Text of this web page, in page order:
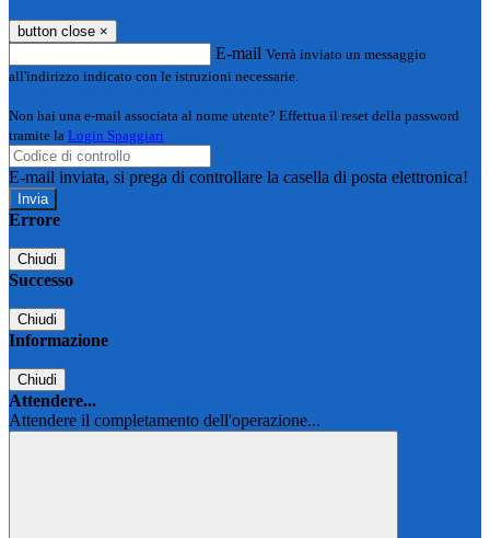
button close ×
E-mail Verrà inviato un messaggio
all'indirizzo indicato con le istruzioni necessarie.
Non hai una e-mail associata al nome utente? Effettua il reset della password
tramite la Login Spaggiari
E-mail inviata, si prega di controllare la casella di posta elettronica!
Errore
Chiudi
Successo
Chiudi
Informazione
Chiudi
Attendere...
Attendere il completamento dell'operazione...